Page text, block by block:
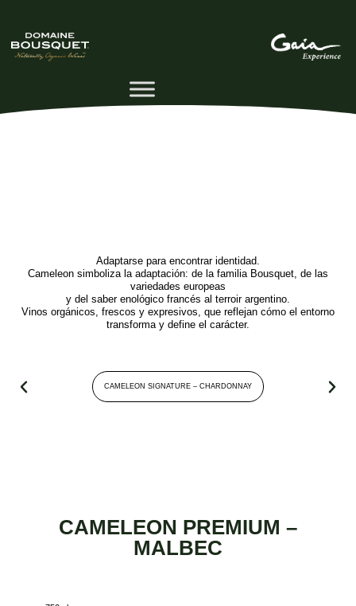
Adaptarse para encontrar identidad.
Cameleon simboliza la adaptación: de la familia Bousquet, de las
variedades europeas
y del saber enológico francés al terroir argentino.
Vinos orgánicos, frescos y expresivos, que reflejan cómo el entorno
transforma y define el carácter.
CAMELEON SIGNATURE – CHARDONNAY
CAMELEON PREMIUM –
MALBEC